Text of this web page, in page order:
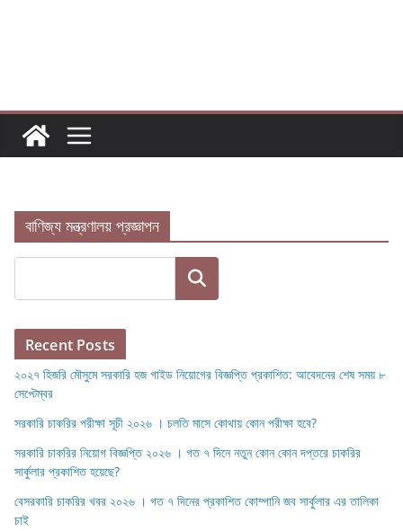
বাণিজ্য মন্ত্রণালয় প্রজ্ঞাপন
Search
Recent Posts
২০২৭ হিজরি মৌসুমে সরকারি হজ গাইড নিয়োগের বিজ্ঞপ্তি প্রকাশিত: আবেদনের শেষ সময় ৮
সেপ্টেম্বর
সরকারি চাকরির পরীক্ষা সূচী ২০২৬ । চলতি মাসে কোথায় কোন পরীক্ষা হবে?
সরকারি চাকরির নিয়োগ বিজ্ঞপ্তি ২০২৬ । গত ৭ দিনে নতুন কোন কোন দপ্তরে চাকরির
সার্কুলার প্রকাশিত হয়েছে?
বেসরকারি চাকরির খবর ২০২৬ । গত ৭ দিনের প্রকাশিত কোম্পানি জব সার্কুলার এর তালিকা
চাই